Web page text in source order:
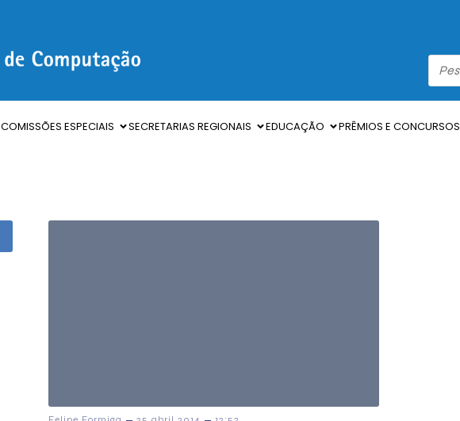
COMISSÕES ESPECIAIS SECRETARIAS REGIONAIS EDUCAÇÃO PRÊMIOS E CONCURSOS